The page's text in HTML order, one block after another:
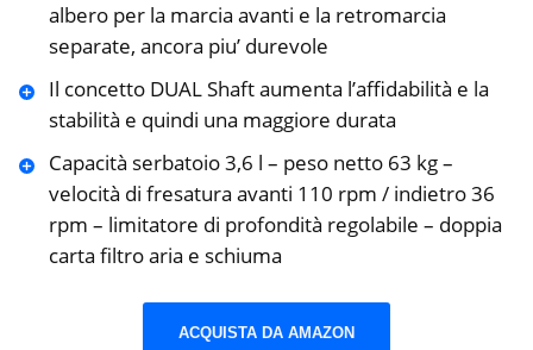
albero per la marcia avanti e la retromarcia
separate, ancora piu’ durevole
Il concetto DUAL Shaft aumenta l’affidabilità e la
stabilità e quindi una maggiore durata
Capacità serbatoio 3,6 l – peso netto 63 kg –
velocità di fresatura avanti 110 rpm / indietro 36
rpm – limitatore di profondità regolabile – doppia
carta filtro aria e schiuma
ACQUISTA DA AMAZON